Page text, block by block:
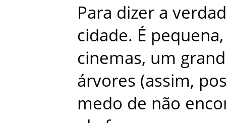
Para dizer a
cidade. É pequena,
cinemas, um
árvores (assim,
medo de não